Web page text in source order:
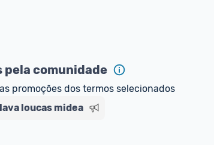
pela comunidade
promoções dos termos selecionados
lava loucas midea